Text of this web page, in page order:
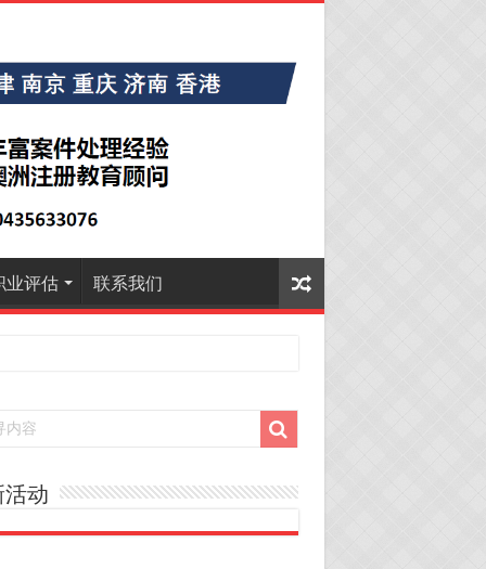
业评估 联系我们
活动